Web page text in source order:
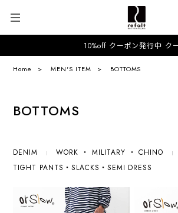
10%off クーポン発行中 クー
Home MEN'S ITEM BOTTOMS
BOTTOMS
DENIM WORK ・ MILITARY ・ CHINO
TIGHT PANTS・SLACKS・SEMI DRESS